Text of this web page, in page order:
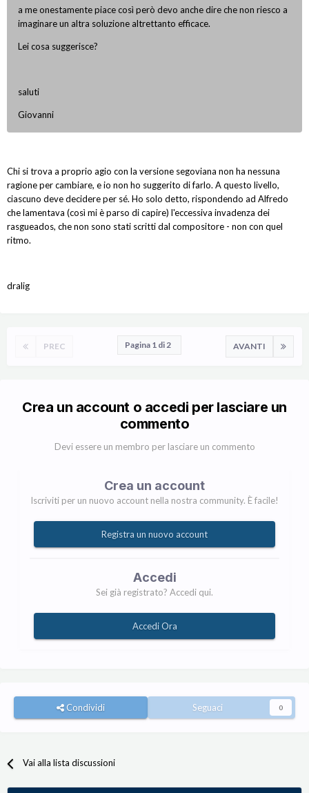
a me onestamente piace così però devo anche dire che non riesco a
imaginare un altra soluzione altrettanto efficace.
Lei cosa suggerisce?
saluti
Giovanni
Chi si trova a proprio agio con la versione segoviana non ha nessuna
ragione per cambiare, e io non ho suggerito di farlo. A questo livello,
ciascuno deve decidere per sé. Ho solo detto, rispondendo ad Alfredo
che lamentava (così mi è parso di capire) l'eccessiva invadenza dei
rasgueados, che non sono stati scritti dal compositore - non con quel
ritmo.
dralig
PREC AVANTI
Pagina 1 di 2
Crea un account o accedi per lasciare un
commento
Devi essere un membro per lasciare un commento
Crea un account
Iscriviti per un nuovo account nella nostra community. È facile!
Registra un nuovo account
Accedi
Sei già registrato? Accedi qui.
Accedi Ora
Condividi Seguaci 0
Vai alla lista discussioni